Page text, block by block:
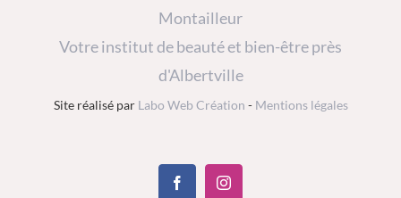
Montailleur
Votre institut de beauté et bien-être près
d'Albertville
Site réalisé par Labo Web Création - Mentions légales